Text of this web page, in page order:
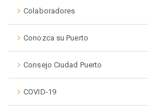
Colaboradores
Conozca su Puerto
Consejo Ciudad Puerto
COVID-19